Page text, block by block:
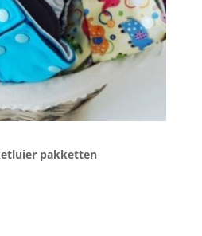
pakketten